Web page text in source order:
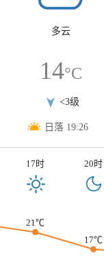
多云
14°C
<3级
日落 19:26
17时 20时
21℃
17℃